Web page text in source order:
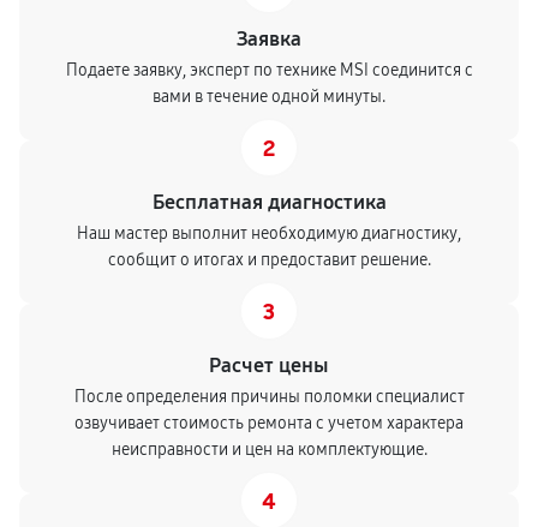
Заявка
Подаете заявку, эксперт по технике MSI соединится с
вами в течение одной минуты.
2
Бесплатная диагностика
Наш мастер выполнит необходимую диагностику,
сообщит о итогах и предоставит решение.
3
Расчет цены
После определения причины поломки специалист
озвучивает стоимость ремонта с учетом характера
неисправности и цен на комплектующие.
4